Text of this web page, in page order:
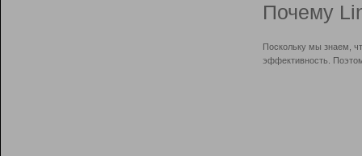
Почему
Поскольку мы знаем,
эффективность.